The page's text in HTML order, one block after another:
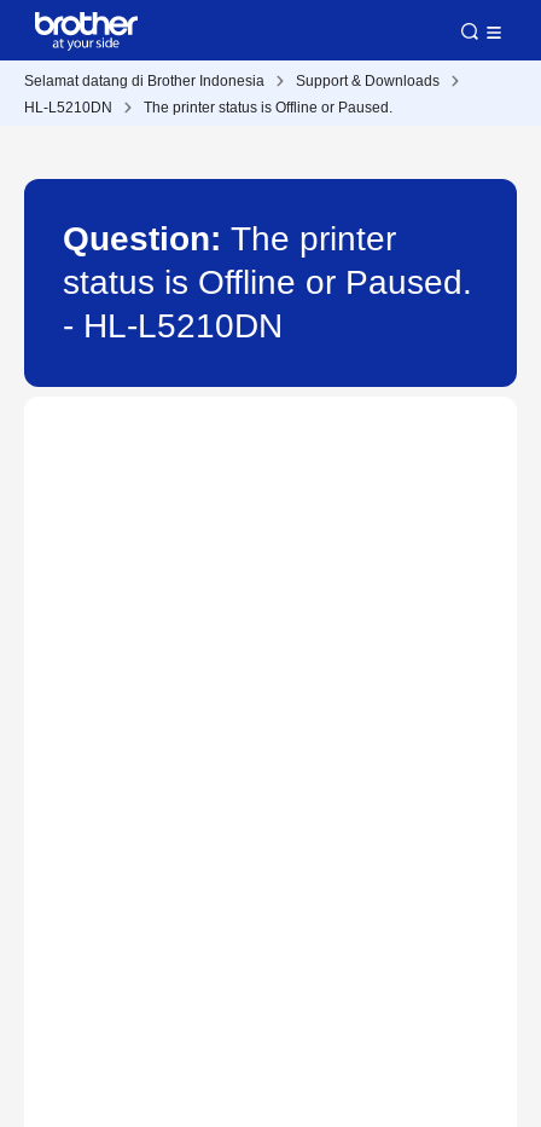
Selamat datang di Brother Indonesia
Support & Downloads
HL-L5210DN
The printer status is Offline or Paused.
Question: The printer
status is Offline or Paused.
- HL-L5210DN